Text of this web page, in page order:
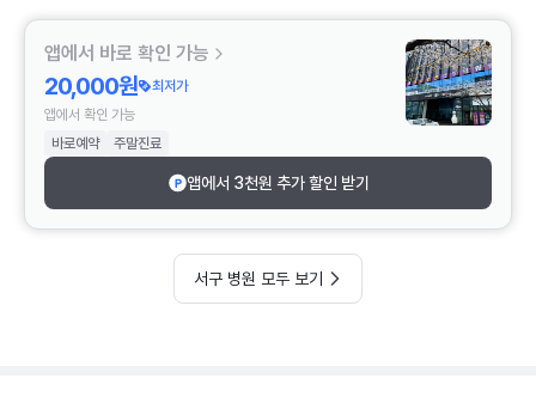
앱에서 바로 확인 가능
20,000원
최저가
앱에서 확인 가능
바로예약
주말진료
앱에서 3천원 추가 할인 받기
서구 병원 모두 보기